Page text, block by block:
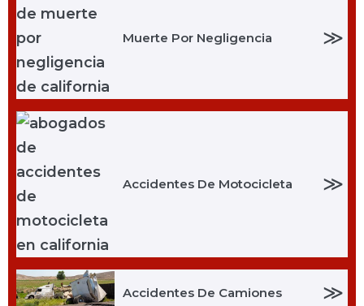
Muerte Por Negligencia ≫
Accidentes De Motocicleta ≫
Accidentes De Camiones ≫